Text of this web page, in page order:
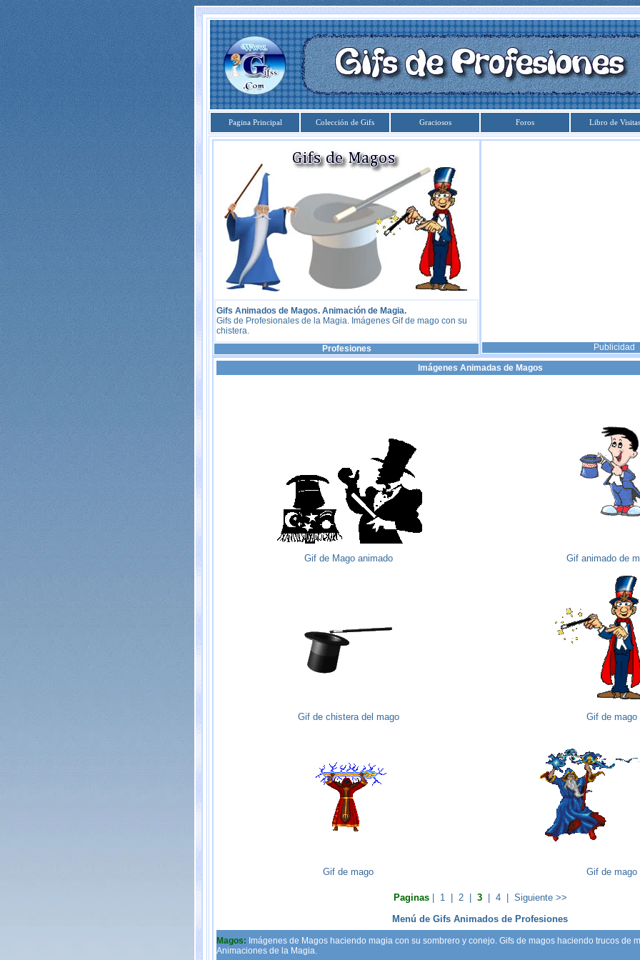
Pagina Principal Colección de Gifs Graciosos Foros Libro de Visitas
Gifs Animados de Magos. Animación de Magia.
Gifs de Profesionales de la Magia. Imágenes Gif de mago con su
chistera.
Profesiones
Publicidad
Imágenes Animadas de Magos
Gif de Mago animado Gif animado de
Gif de chistera del mago Gif de mago
Gif de mago Gif de mago
Paginas| 1| 2| 3 4| Siguiente >>
Menú de Gifs Animados de Profesiones
Magos: Imágenes de Magos haciendo magia con su sombrero y conejo. Gifs de magos haciendo trucos de
Animaciones de la Magia.